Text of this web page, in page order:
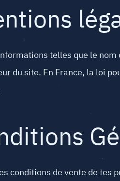
telles que le
du site. En France, la loi
conditions de vente de